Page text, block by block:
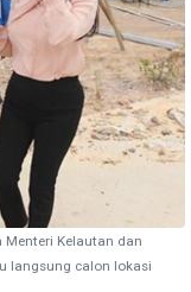
Menteri Kelautan dan
langsung calon lokasi